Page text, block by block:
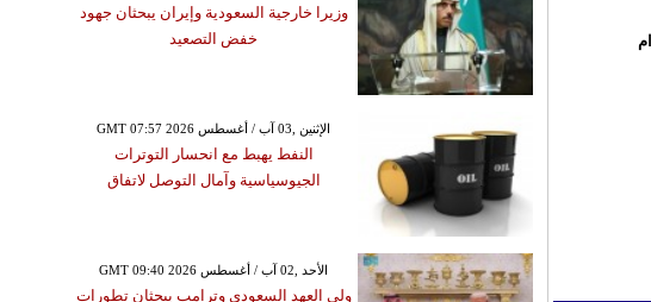
وزيرا خارجية السعودية وإيران يبحثان جهود
خفض التصعيد
GMT 07:57 2026 الإثنين ,03 آب / أغسطس
النفط يهبط مع انحسار التوترات
الجيوسياسية وآمال التوصل لاتفاق
GMT 09:40 2026 الأحد ,02 آب / أغسطس
ولي العهد السعودي وترامب يبحثان تطورات